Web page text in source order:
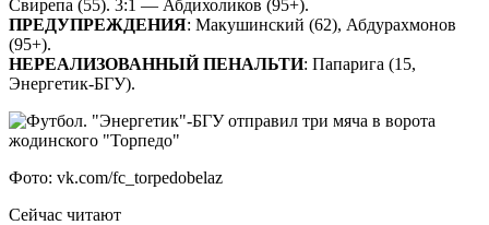
Свирепа (55). 3:1 — Абдихоликов (95+).
ПРЕДУПРЕЖДЕНИЯ: Макушинский (62), Абдурахмонов
(95+).
НЕРЕАЛИЗОВАННЫЙ ПЕНАЛЬТИ: Папарига (15,
Энергетик-БГУ).
Фото: vk.com/fc_torpedobelaz
Сейчас читают